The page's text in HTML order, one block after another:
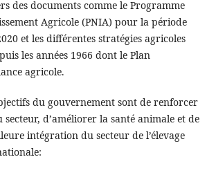
des documents comme le Programme
Agricole (PNIA) pour la période
et les différentes stratégies agricoles
les années 1966 dont le Plan
agricole.
du gouvernement sont de renforcer
d’améliorer la santé animale et de
intégration du secteur de l’élevage